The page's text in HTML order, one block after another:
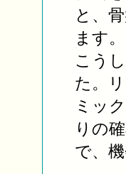
と、
ます。
こう
た。
ミッ
りの
で、